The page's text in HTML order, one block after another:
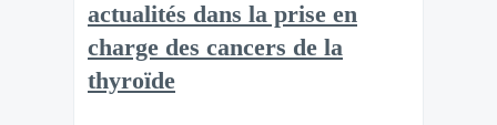
actualités dans la prise en
charge des cancers de la
thyroïde